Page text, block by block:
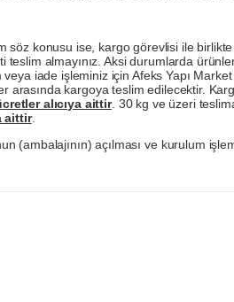
konusu ise, kargo görevlisi ile
almayınız. Aksi durumlarda
iade işleminiz için Afeks Yapı
kargoya teslim edilecektir.
alıcıya aittir. 30 kg ve üzeri
aittir.
açılması ve kurulum